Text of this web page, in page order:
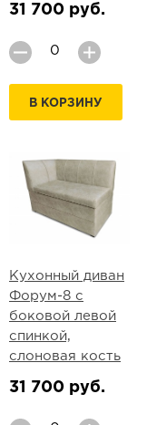
31 700 руб.
В КОРЗИНУ
Кухонный диван
Форум-8 с
боковой левой
спинкой,
слоновая кость
31 700 руб.